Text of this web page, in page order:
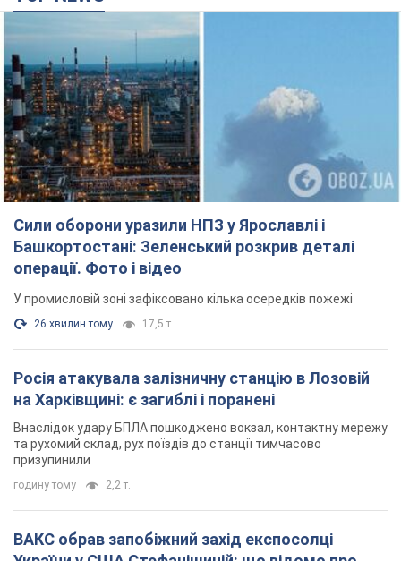
Сили оборони уразили НПЗ у Ярославлі і
Башкортостані: Зеленський розкрив деталі
операції. Фото і відео
У промисловій зоні зафіксовано кілька осередків пожежі
26 хвилин тому 17,5 т.
Росія атакувала залізничну станцію в Лозовій
на Харківщині: є загиблі і поранені
Внаслідок удару БПЛА пошкоджено вокзал, контактну мережу
та рухомий склад, рух поїздів до станції тимчасово
годину тому
України у США Стефанішиній: що відомо про
справу
Суд не повністю задовольнив клопотання прокуратури
годину тому